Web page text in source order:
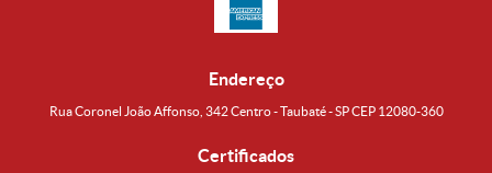
Endereço
Rua Coronel João Affonso, 342 Centro - Taubaté - SP CEP 12080-360
Certificados